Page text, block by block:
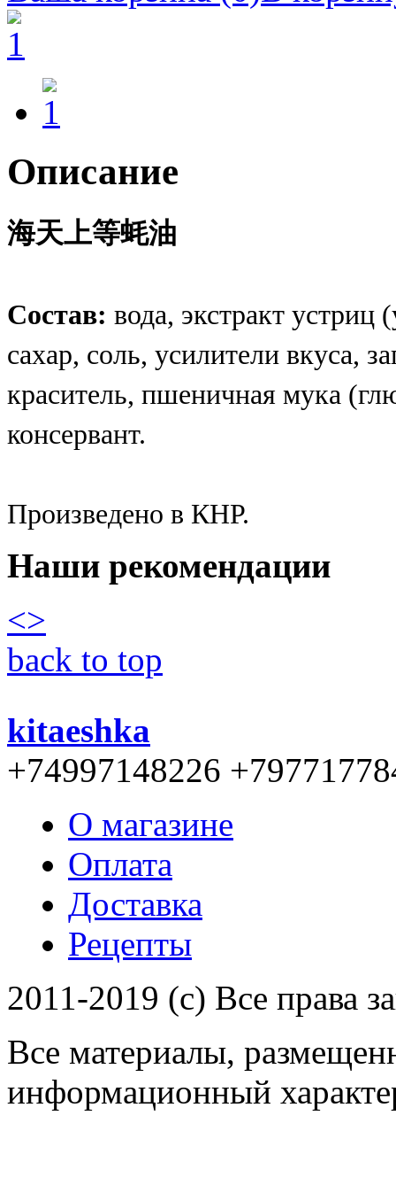
Описание
海天上等蚝油
Состав: вода, экстракт
сахар, соль, усилители вкуса,
краситель, пшеничная мука
консервант.
Произведено в КНР.
Наши рекомендации
<>
back to top
kitaeshka
+74997148226
О магазине
Оплата
Доставка
Рецепты
2011-2019 (c) Все права
Все материалы,
информационный